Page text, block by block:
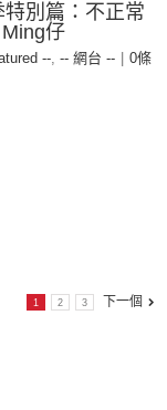
特別篇：不正常
仔
--, -- 網台 --
0條
1 2 3 下一個